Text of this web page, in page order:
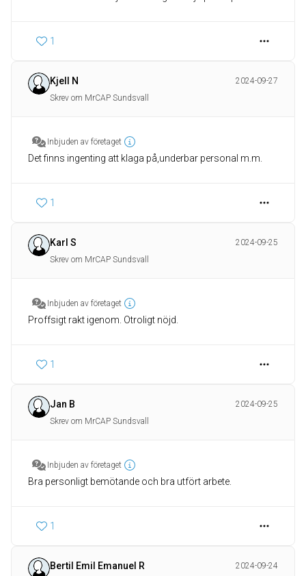
1
Kjell N
2024-09-27
Skrev om MrCAP Sundsvall
Inbjuden av företaget
Det finns ingenting att klaga på,underbar personal m.m.
1
Karl S
2024-09-25
Skrev om MrCAP Sundsvall
Inbjuden av företaget
Proffsigt rakt igenom. Otroligt nöjd.
1
Jan B
2024-09-25
Skrev om MrCAP Sundsvall
Inbjuden av företaget
Bra personligt bemötande och bra utfört arbete.
1
Bertil Emil Emanuel R
2024-09-24